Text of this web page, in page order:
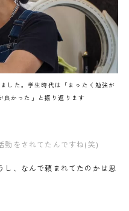
した。学生時代は「まったく勉強が
良かった」と振り返ります
をされてたんですね(笑)
し、なんで頼まれてたのかは思